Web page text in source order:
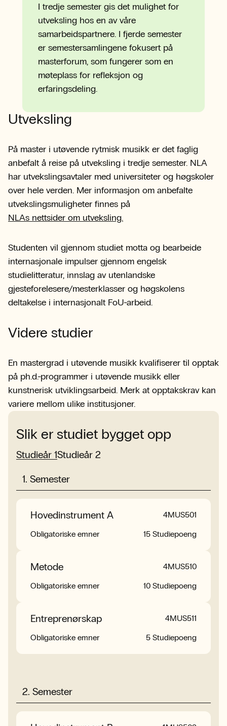
I tredje semester gis det mulighet for
utveksling hos en av våre
samarbeidspartnere. I fjerde semester
er semestersamlingene fokusert på
masterforum, som fungerer som en
møteplass for refleksjon og
erfaringsdeling.
Utveksling
På master i utøvende rytmisk musikk er det faglig
anbefalt å reise på utveksling i tredje semester. NLA
har utvekslingsavtaler med universiteter og høgskoler
over hele verden. Mer informasjon om anbefalte
utvekslingsmuligheter finnes på
NLAs nettsider om utveksling.
Studenten vil gjennom studiet motta og bearbeide
internasjonale impulser gjennom engelsk
studielitteratur, innslag av utenlandske
gjesteforelesere/mesterklasser og høgskolens
deltakelse i internasjonalt FoU-arbeid.
Videre studier
En mastergrad i utøvende musikk kvalifiserer til opptak
på ph.d.-programmer i utøvende musikk eller
kunstnerisk utviklingsarbeid. Merk at opptakskrav kan
variere mellom ulike institusjoner.
Slik er studiet bygget opp
Studieår 1Studieår 2
1. Semester
Hovedinstrument A
4MUS501
Obligatoriske emner
15 Studiepoeng
Metode
4MUS510
Obligatoriske emner
10 Studiepoeng
Entreprenørskap
4MUS511
Obligatoriske emner
5 Studiepoeng
2. Semester
Hovedinstrument C
4MUS503
Obligatoriske emner
15 Studiepoeng
Semesterprosjekt 2
4MUS513
Obligatoriske emner
5 Studiepoeng
Stilfordypning
4MUS521
Obligatoriske emner
10 Studiepoeng